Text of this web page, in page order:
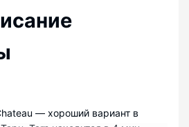
— хороший вариант в